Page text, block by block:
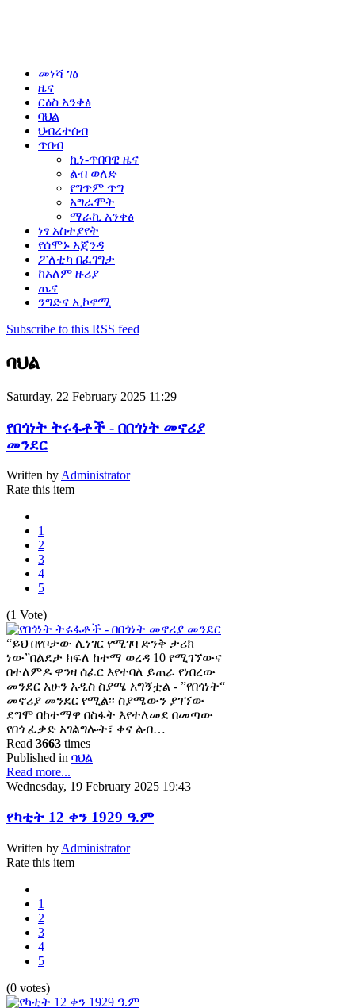
መነሻ ገፅ
ዜና
ርዕስ አንቀፅ
ባህል
ህብረተሰብ
ጥበብ
ኪነ-ጥበባዊ ዜና
ልብ ወለድ
የግጥም ጥግ
አግራሞት
ማራኪ አንቀፅ
ነፃ አስተያየት
የሰሞኑ አጀንዳ
ፖለቲካ በፈገግታ
ከአለም ዙሪያ
ጤና
ንግድና ኢኮኖሚ
Subscribe to this RSS feed
ባህል
Saturday, 22 February 2025 11:29
የበጎነት ትሩፋቶች - በበጎነት መኖሪያ
መንደር
Written by Administrator
Rate this item
1
2
3
4
5
(1 Vote)
“ይህ በየቦታው ሊነገር የሚገባ ድንቅ ታሪክ
ነው”በልደታ ክፍለ ከተማ ወረዳ 10 የሚገኘውና
በተለምዶ ዋንዛ ሰፈር እየተባለ ይጠራ የነበረው
መንደር አሁን አዲስ ስያሜ አግኝቷል - ”የበጎነት“
መኖሪያ መንደር የሚል፡፡ ስያሜውን ያገኘው
ደግሞ በከተማዋ በስፋት እየተለመደ በመጣው
የበጎ ፈቃድ አገልግሎት፣ ቀና ልብ…
Read 3663 times
Published in ባህል
Read more...
Wednesday, 19 February 2025 19:43
የካቲት 12 ቀን 1929 ዓ.ም
Written by Administrator
Rate this item
1
2
3
4
5
(0 votes)